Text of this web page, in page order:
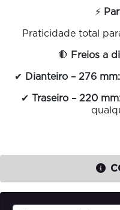
⚡
Praticidade total
🛑 Freios a
✔ Dianteiro – 276 mm:
✔ Traseiro – 220